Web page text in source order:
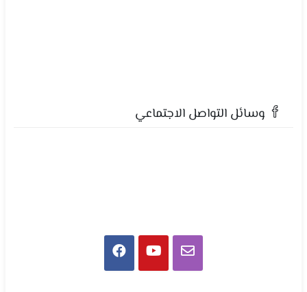
وسائل التواصل الاجتماعي